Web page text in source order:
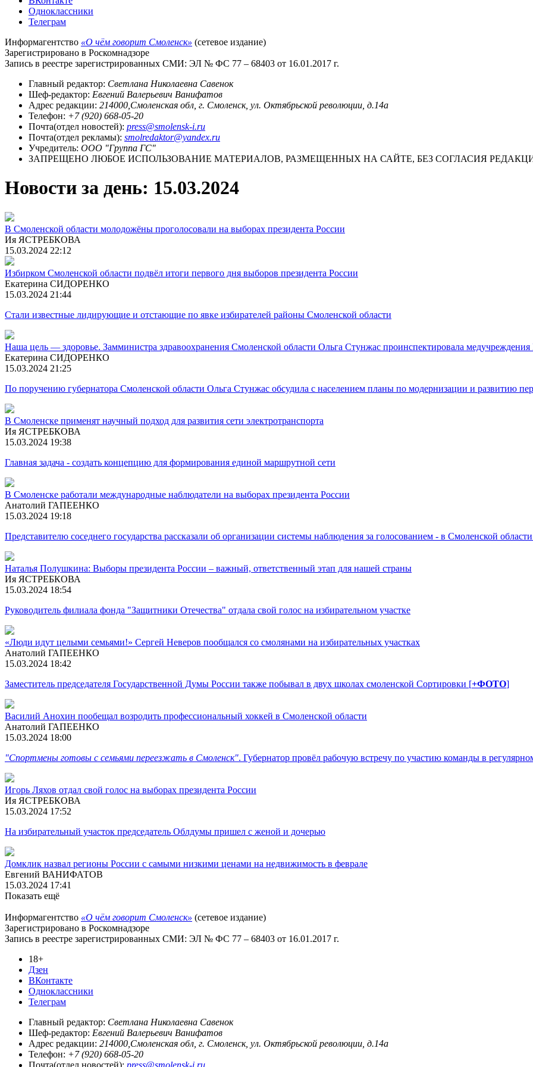
Одноклассники
Телеграм
Информагентство «О чём говорит Смоленск» (сетевое издание)
Зарегистрировано в Роскомнадзоре
Запись в реестре зарегистрированных СМИ: ЭЛ № ФС 77 – 68403 от 16.01.2017 г.
Главный редактор: Светлана Николаевна Савенок
Шеф-редактор: Евгений Валерьевич Ванифатов
Адрес редакции: 214000,Смоленская обл, г. Смоленск, ул. Октябрьской революции, д.14а
Телефон: +7 (920) 668-05-20
Почта(отдел новостей): press@smolensk-i.ru
Почта(отдел рекламы): smolredaktor@yandex.ru
Учредитель: ООО "Группа ГС"
ЗАПРЕЩЕНО ЛЮБОЕ ИСПОЛЬЗОВАНИЕ МАТЕРИАЛОВ, РАЗМЕЩЕННЫХ НА САЙТЕ, БЕЗ СОГЛАСИЯ
Новости за день: 15.03.2024
В Смоленской области молодожёны проголосовали на выборах президента России
Ия ЯСТРЕБКОВА
15.03.2024 22:12
Избирком Смоленской области подвёл итоги первого дня выборов президента России
Екатерина СИДОРЕНКО
15.03.2024 21:44
Стали известные лидирующие и отстающие по явке избирателей районы Смоленской области
Наша цель — здоровье. Замминистра здравоохранения Смоленской области Ольга Стунжас проинспектировала
Екатерина СИДОРЕНКО
15.03.2024 21:25
По поручению губернатора Смоленской области Ольга Стунжас обсудила с населением планы по модернизации и развитию
В Смоленске применят научный подход для развития сети электротранспорта
Ия ЯСТРЕБКОВА
15.03.2024 19:38
Главная задача - создать концепцию для формирования единой маршрутной сети
В Смоленске работали международные наблюдатели на выборах президента России
Анатолий ГАПЕЕНКО
15.03.2024 19:18
Представителю соседнего государства рассказали об организации системы наблюдения за голосованием - в Смоленской
Наталья Полушкина: Выборы президента России – важный, ответственный этап для нашей страны
Ия ЯСТРЕБКОВА
15.03.2024 18:54
Руководитель филиала фонда "Защитники Отечества" отдала свой голос на избирательном участке
«Люди идут целыми семьями!» Сергей Неверов пообщался со смолянами на избирательных участках
Анатолий ГАПЕЕНКО
15.03.2024 18:42
Заместитель председателя Государственной Думы России также побывал в двух школах смоленской Сортировки [+ФОТО]
Василий Анохин пообещал возродить профессиональный хоккей в Смоленской области
Анатолий ГАПЕЕНКО
15.03.2024 18:00
"Спортмены готовы с семьями переезжать в Смоленск". Губернатор провёл рабочую встречу по участию команды в
Игорь Ляхов отдал свой голос на выборах президента России
Ия ЯСТРЕБКОВА
15.03.2024 17:52
На избирательный участок председатель Облдумы пришел с женой и дочерью
Домклик назвал регионы России с самыми низкими ценами на недвижимость в феврале
Евгений ВАНИФАТОВ
15.03.2024 17:41
Показать ещё
Информагентство «О чём говорит Смоленск» (сетевое издание)
Зарегистрировано в Роскомнадзоре
Запись в реестре зарегистрированных СМИ: ЭЛ № ФС 77 – 68403 от 16.01.2017 г.
18+
Дзен
ВКонтакте
Одноклассники
Телеграм
Главный редактор: Светлана Николаевна Савенок
Шеф-редактор: Евгений Валерьевич Ванифатов
Адрес редакции: 214000,Смоленская обл, г. Смоленск, ул. Октябрьской революции, д.14а
Телефон: +7 (920) 668-05-20
Почта(отдел новостей): press@smolensk-i.ru